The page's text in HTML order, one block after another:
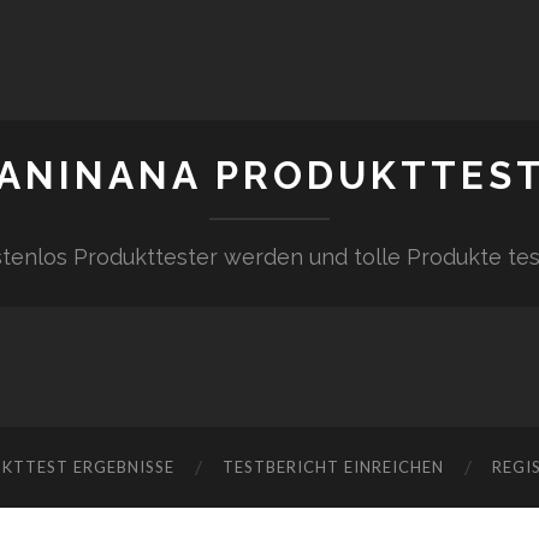
Produkttester werden und tolle Produkte
ERGEBNISSE TESTBERICHT EINREICHEN